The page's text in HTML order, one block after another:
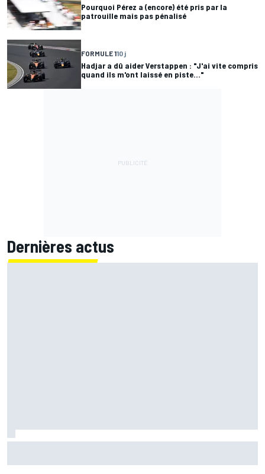
Pourquoi Pérez a (encore) été pris par la
patrouille mais pas pénalisé
FORMULE 110 j
Hadjar a dû aider Verstappen : "J'ai vite compris
quand ils m'ont laissé en piste..."
Dernières actus